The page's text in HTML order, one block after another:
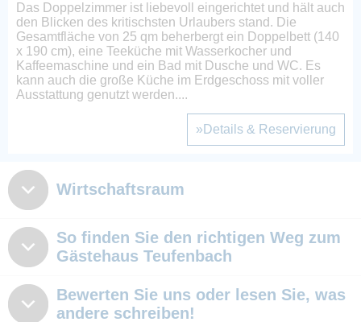
»Details & Reservierung
Das Doppelzimmer ist liebevoll eingerichtet und hält auch
den Blicken des kritischsten Urlaubers stand. Die
Gesamtfläche von 25 qm beherbergt ein Doppelbett (140
x 190 cm), eine Teeküche mit Wasserkocher und
Kaffeemaschine und ein Bad mit Dusche und WC. Es
kann auch die große Küche im Erdgeschoss mit voller
Ausstattung genutzt werden....
Wirtschaftsraum
So finden Sie den richtigen Weg zum
Gästehaus Teufenbach
Bewerten Sie uns oder lesen Sie, was
andere schreiben!